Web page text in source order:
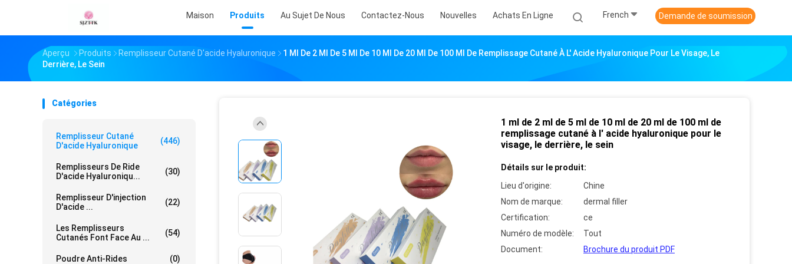
Maison Produits Au Sujet De Nous Contactez-Nous Nouvelles Achats En Ligne French Demande de soumission
Aperçu Produits Remplisseur Cutané D'acide Hyaluronique
1 Ml De 2 Ml De 5 Ml De 10 Ml De 20 Ml De 100 Ml De Remplissage Cutané À L' Acide Hyaluronique Pour Le Visage, Le
Derrière, Le Sein
Catégories
Remplisseur Cutané
D'acide Hyaluronique
(446)
Remplisseurs De Ride
D'acide Hyaluroniqu...
(30)
Remplisseur D'injection
D'acide ...
(22)
Les Remplisseurs
Cutanés Font Face Au ...
(54)
Poudre Anti-Rides (0)
1 ml de 2 ml de 5 ml de 10 ml de 20 ml de 100 ml de
remplissage cutané à l' acide hyaluronique pour le
visage, le derrière, le sein
Détails sur le produit:
Lieu d'origine:
Chine
Nom de marque:
dermal filler
Certification:
ce
Numéro de modèle:
Tout
Document:
Brochure du produit PDF